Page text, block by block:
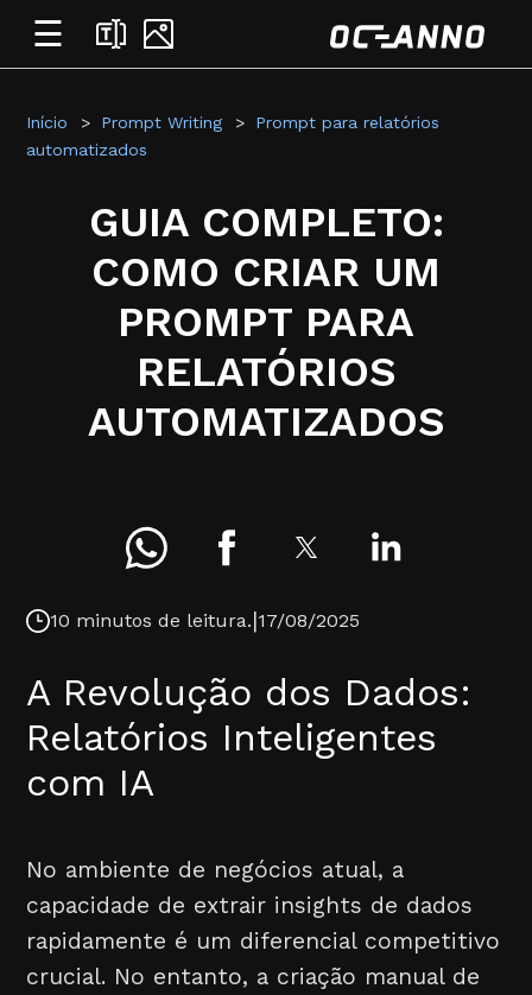
☰
Início Prompt Writing
Prompt para relatórios
automatizados
GUIA COMPLETO:
COMO CRIAR UM
PROMPT PARA
RELATÓRIOS
AUTOMATIZADOS
10 minutos de leitura.|17/08/2025
A Revolução dos Dados:
Relatórios Inteligentes
com IA
No ambiente de negócios atual, a
capacidade de extrair insights de dados
rapidamente é um diferencial competitivo
crucial. No entanto, a criação manual de